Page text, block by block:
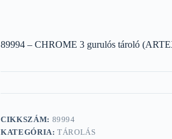
89994 – CHROME 3 gurulós tároló
CIKKSZÁM: 89994
KATEGÓRIA:TÁROLÁS